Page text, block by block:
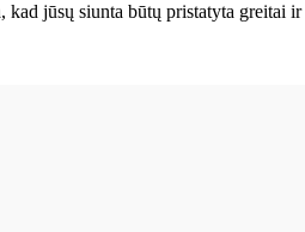
jūsų siunta būtų pristatyta greitai